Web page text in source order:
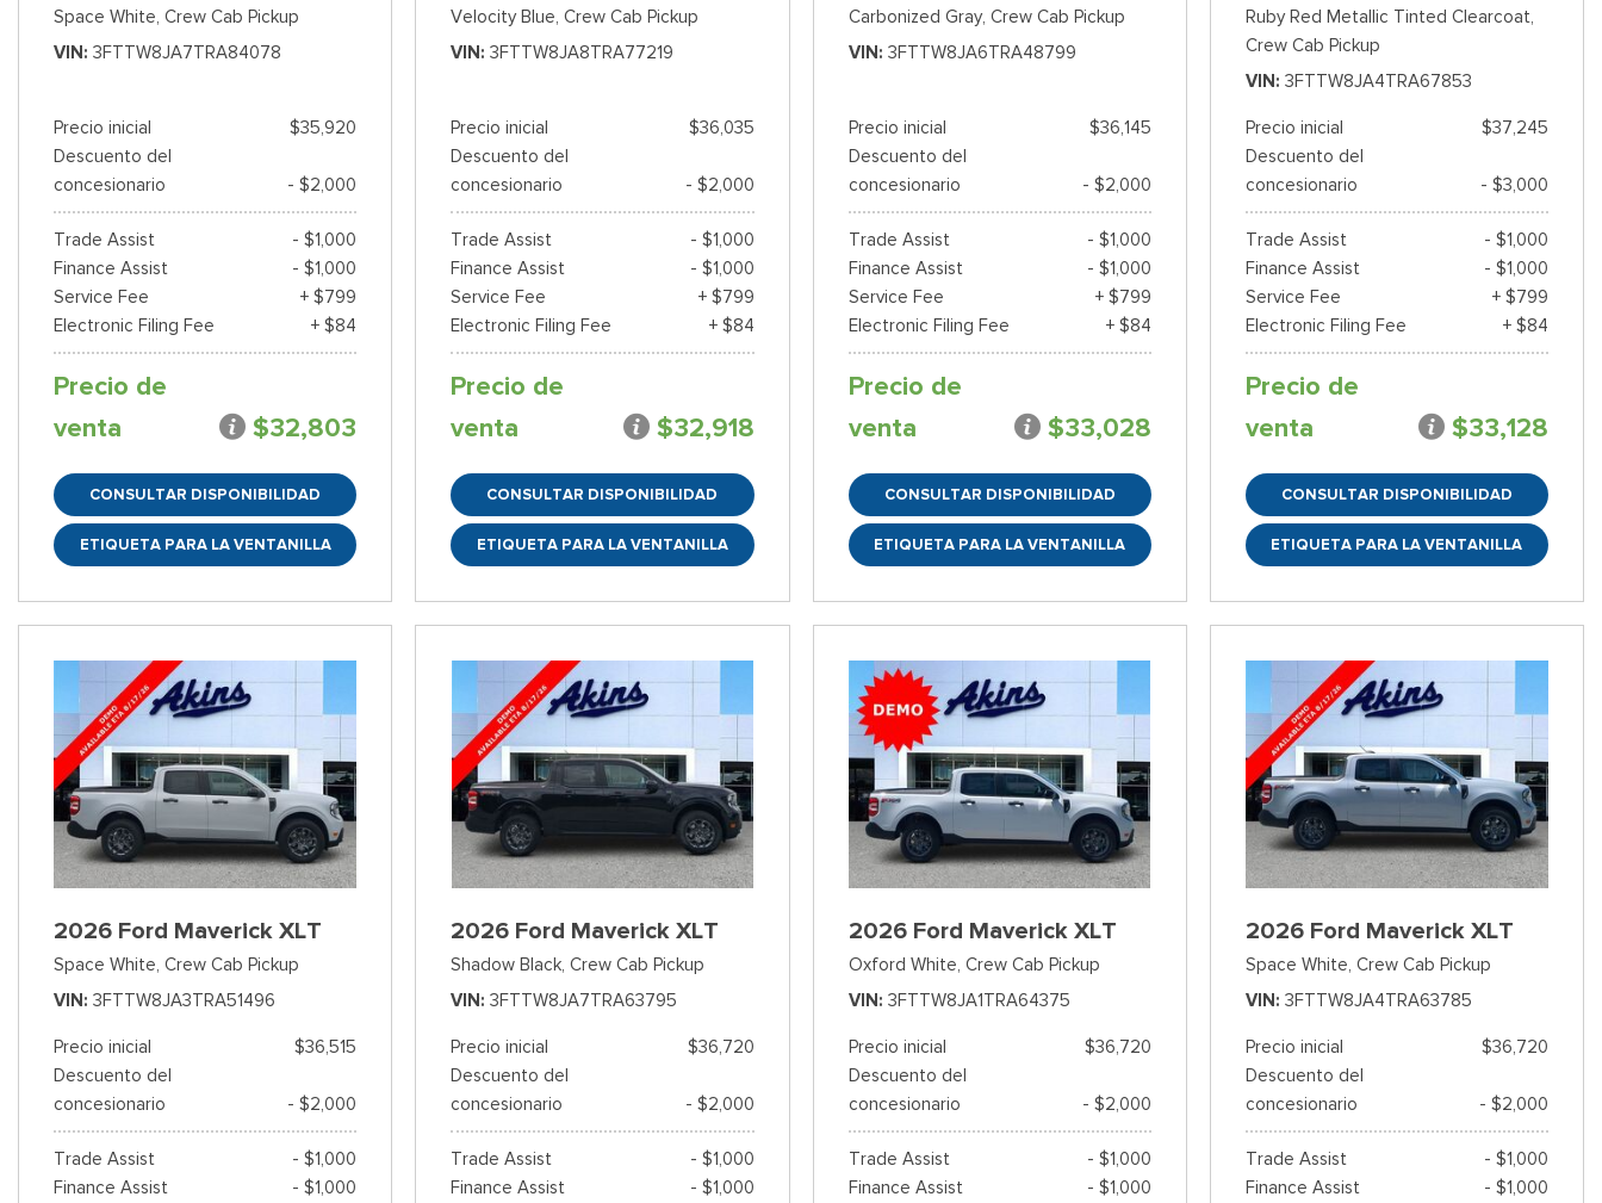
Space White, Crew Cab Pickup
VIN 3FTTW8JA7TRA84078
Precio inicial
$35,920
Descuento del
concesionario
- $2,000
Trade Assist
- $1,000
Finance Assist
- $1,000
Service Fee
+ $799
Electronic Filing Fee
+ $84
Precio de
venta
$32,803
CONSULTAR DISPONIBILIDAD
ETIQUETA PARA LA VENTANILLA
Velocity Blue, Crew Cab Pickup
VIN 3FTTW8JA8TRA77219
Precio inicial
$36,035
Descuento del
concesionario
- $2,000
Trade Assist
- $1,000
Finance Assist
- $1,000
Service Fee
+ $799
Electronic Filing Fee
+ $84
Precio de
venta
$32,918
CONSULTAR DISPONIBILIDAD
ETIQUETA PARA LA VENTANILLA
Carbonized Gray, Crew Cab Pickup
VIN 3FTTW8JA6TRA48799
Precio inicial
$36,145
Descuento del
concesionario
- $2,000
Trade Assist
- $1,000
Finance Assist
- $1,000
Service Fee
+ $799
Electronic Filing Fee
+ $84
Precio de
venta
$33,028
CONSULTAR DISPONIBILIDAD
ETIQUETA PARA LA VENTANILLA
Ruby Red Metallic Tinted Clearcoat,
Crew Cab Pickup
VIN 3FTTW8JA4TRA67853
Precio inicial
$37,245
Descuento del
concesionario
- $3,000
Trade Assist
- $1,000
Finance Assist
- $1,000
Service Fee
+ $799
Electronic Filing Fee
+ $84
Precio de
venta
$33,128
CONSULTAR DISPONIBILIDAD
ETIQUETA PARA LA VENTANILLA
2026 Ford Maverick XLT
Space White, Crew Cab Pickup
VIN 3FTTW8JA3TRA51496
Precio inicial
$36,515
Descuento del
concesionario
- $2,000
Trade Assist
- $1,000
Finance Assist
- $1,000
2026 Ford Maverick XLT
Shadow Black, Crew Cab Pickup
VIN 3FTTW8JA7TRA63795
Precio inicial
$36,720
Descuento del
concesionario
- $2,000
Trade Assist
- $1,000
Finance Assist
- $1,000
2026 Ford Maverick XLT
Oxford White, Crew Cab Pickup
VIN 3FTTW8JA1TRA64375
Precio inicial
$36,720
Descuento del
concesionario
- $2,000
Trade Assist
- $1,000
Finance Assist
- $1,000
2026 Ford Maverick XLT
Space White, Crew Cab Pickup
VIN 3FTTW8JA4TRA63785
Precio inicial
$36,720
Descuento del
concesionario
- $2,000
Trade Assist
- $1,000
Finance Assist
- $1,000